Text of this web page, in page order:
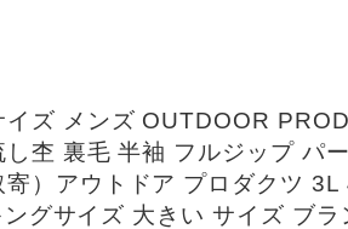
イズ メンズ OUTDOOR
し杢 裏毛 半袖 フルジップ パ
寄）アウトドア プロダクツ 3L
グサイズ 大きい サイズ ブラ